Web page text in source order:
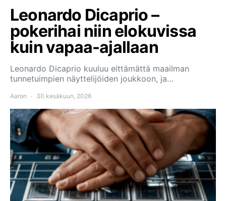
Leonardo Dicaprio –
pokerihai niin elokuvissa
kuin vapaa-ajallaan
Leonardo Dicaprio kuuluu eittämättä maailman
tunnetuimpien näyttelijöiden joukkoon, ja…
Aaron 30 kesäkuun, 2026